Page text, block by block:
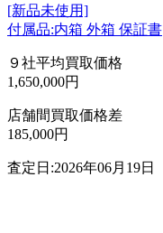
[新品未使用]
付属品:内箱 外箱 保証書
９社平均買取価格
1,650,000円
店舗間買取価格差
185,000円
査定日:2026年06月19日